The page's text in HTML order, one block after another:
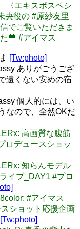
〈エキスポスペシ
央役の #原紗友里
でご覧いただきま
🧡 #アイマス
[Tw:photo]
ありがごうござ
遠くない安めの宿
個人的には、い
なので、全然OKだ
高画質な腹筋
ロデュースショッ
知らんモデル
イブ_DAY1 #プロ
#アイマス
ショット応援企画
[Tw:photo]